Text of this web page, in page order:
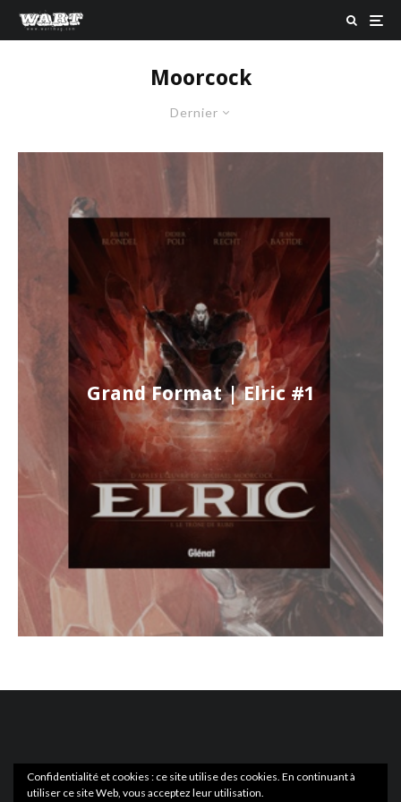
Moorcock
Dernier
Grand Format | Elric #1
Confidentialité et cookies : ce site utilise des cookies. En continuant à
utiliser ce site Web, vous acceptez leur utilisation.